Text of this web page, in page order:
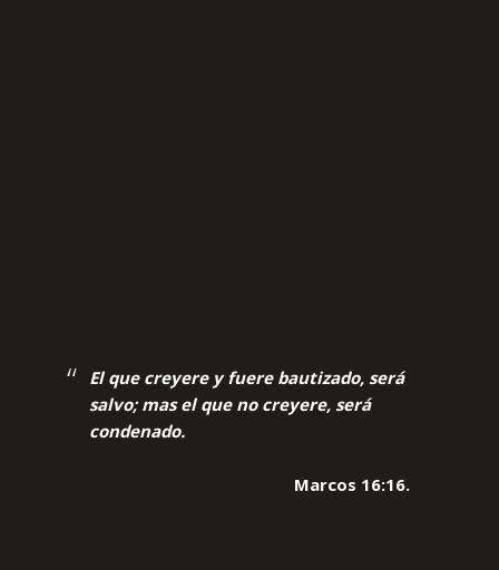
El que creyere y fuere bautizado, será
salvo; mas el que no creyere, será
condenado.
Marcos 16:16.